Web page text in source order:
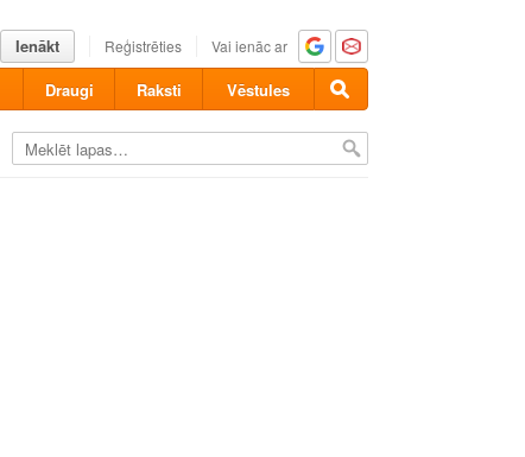
Ienākt Reģistrēties Vai ienāc ar
Draugi Raksti Vēstules